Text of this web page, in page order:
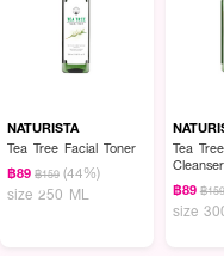
คุณสมบัติเด่น
• สารสกัด Pitera
หย่อนคล้อย ให้ผิวเรียบเนียน
• สูตรบางเบาดุจน้ำ มอบสัมผัสส
NATURISTA
Tea Tree Facial Toner
฿89 ฿159 (44%)
size 250 ML
Tea
Cleanser
฿89 ฿159
size